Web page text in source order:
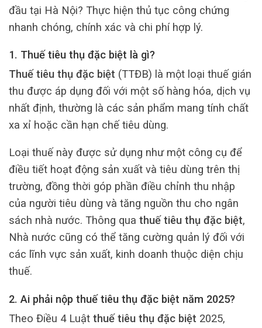
đầu tại Hà Nội? Thực hiện thủ tục công chứng
nhanh chóng, chính xác và chi phí hợp lý.
1. Thuế tiêu thụ đặc biệt là gì?
Thuế tiêu thụ đặc biệt (TTĐB) là một loại thuế gián
thu được áp dụng đối với một số hàng hóa, dịch vụ
nhất định, thường là các sản phẩm mang tính chất
xa xỉ hoặc cần hạn chế tiêu dùng.
Loại thuế này được sử dụng như một công cụ để
điều tiết hoạt động sản xuất và tiêu dùng trên thị
trường, đồng thời góp phần điều chỉnh thu nhập
của người tiêu dùng và tăng nguồn thu cho ngân
sách nhà nước. Thông qua thuế tiêu thụ đặc biệt,
Nhà nước cũng có thể tăng cường quản lý đối với
các lĩnh vực sản xuất, kinh doanh thuộc diện chịu
thuế.
2. Ai phải nộp thuế tiêu thụ đặc biệt năm 2025?
Theo Điều 4 Luật thuế tiêu thụ đặc biệt 2025,